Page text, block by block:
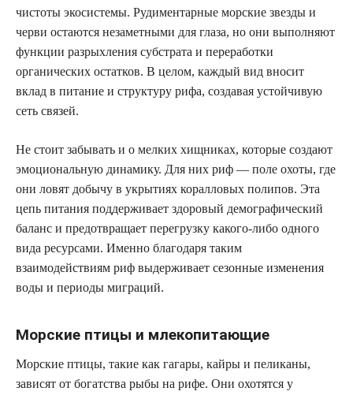
чистоты экосистемы. Рудиментарные морские звезды и
черви остаются незаметными для глаза, но они выполняют
функции разрыхления субстрата и переработки
органических остатков. В целом, каждый вид вносит
вклад в питание и структуру рифа, создавая устойчивую
сеть связей.
Не стоит забывать и о мелких хищниках, которые создают
эмоциональную динамику. Для них риф — поле охоты, где
они ловят добычу в укрытиях коралловых полипов. Эта
цепь питания поддерживает здоровый демографический
баланс и предотвращает перегрузку какого-либо одного
вида ресурсами. Именно благодаря таким
взаимодействиям риф выдерживает сезонные изменения
воды и периоды миграций.
Морские птицы и млекопитающие
Морские птицы, такие как гагары, кайры и пеликаны,
зависят от богатства рыбы на рифе. Они охотятся у